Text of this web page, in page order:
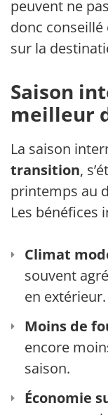
peuvent ne
donc conseillé
sur la
Saison
meilleur
La saison
transition,
printemps au
Les bénéfices
Climat
souvent
en extérieur.
Moins de
encore
saison.
Économie